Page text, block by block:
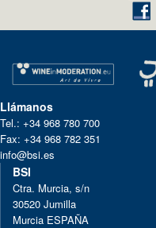
Llámanos
Tel.: +34 968 780 700
Fax: +34 968 782 351
info@bsi.es
BSI
Ctra. Murcia, s/n
30520 Jumilla
Murcia ESPAÑA